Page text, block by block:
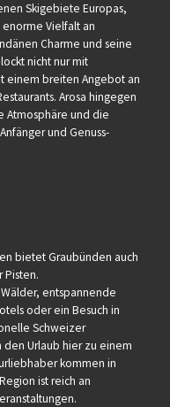
Skigebiete Europas,
Vielfalt an
Charme und seine
nicht nur mit
einem breiten Angebot an
Arosa hingegen
Atmosphäre und die
und Genuss-
bietet Graubünden auch
Pisten.
entspannende
oder ein Besuch in
Schweizer
Urlaub hier zu einem
kommen in
ist reich an